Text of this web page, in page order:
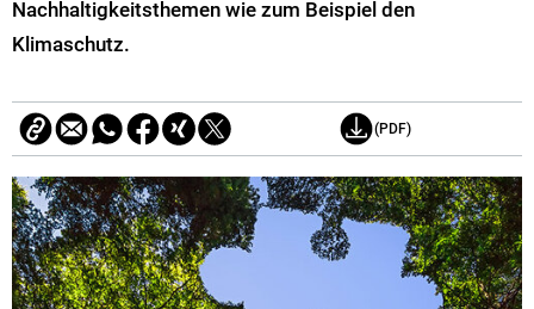
Nachhaltigkeitsthemen wie zum Beispiel den
Klimaschutz.
(PDF)